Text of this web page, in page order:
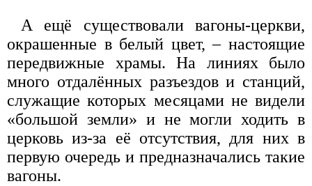
А ещё существовали вагоны-церкви,
окрашенные в белый цвет, – настоящие
передвижные храмы. На линиях было
много отдалённых разъездов и станций,
служащие которых месяцами не видели
«большой земли» и не могли ходить в
церковь из-за её отсутствия, для них в
первую очередь и предназначались такие
вагоны.